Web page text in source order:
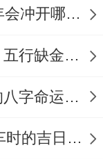
；吉时：寅
时（15：
59）、亥
动土装修;
2024辰冲开财库，2024年辰年会冲开哪些人的财库
五行缺金的人是不是没有财运 五行缺金的人命运好不好
己卯日生人八字富贵 己卯日的八字命运如何
2025年买车提车吉日分析 购车时的吉日与禁忌